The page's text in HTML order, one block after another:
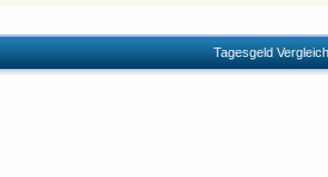
Tagesgeld